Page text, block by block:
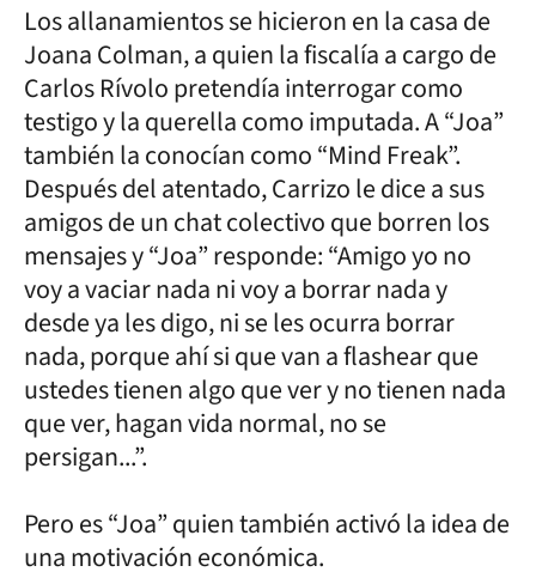
Los allanamientos se hicieron en la casa de
Joana Colman, a quien la fiscalía a cargo de
Carlos Rívolo pretendía interrogar como
testigo y la querella como imputada. A “Joa”
también la conocían como “Mind Freak”.
Después del atentado, Carrizo le dice a sus
amigos de un chat colectivo que borren los
mensajes y “Joa” responde: “Amigo yo no
voy a vaciar nada ni voy a borrar nada y
desde ya les digo, ni se les ocurra borrar
nada, porque ahí si que van a flashear que
ustedes tienen algo que ver y no tienen nada
que ver, hagan vida normal, no se
persigan...”.
Pero es “Joa” quien también activó la idea de
una motivación económica.